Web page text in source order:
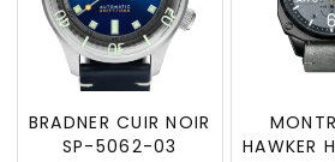
BRADNER CUIR NOIR
SP-5062-03
HAWKER